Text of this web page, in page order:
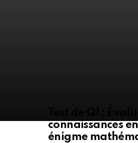
connaissances
énigme